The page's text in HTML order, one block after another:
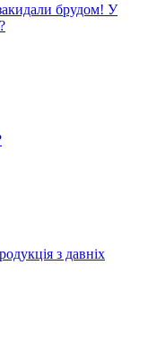
брудом! У
з давніх